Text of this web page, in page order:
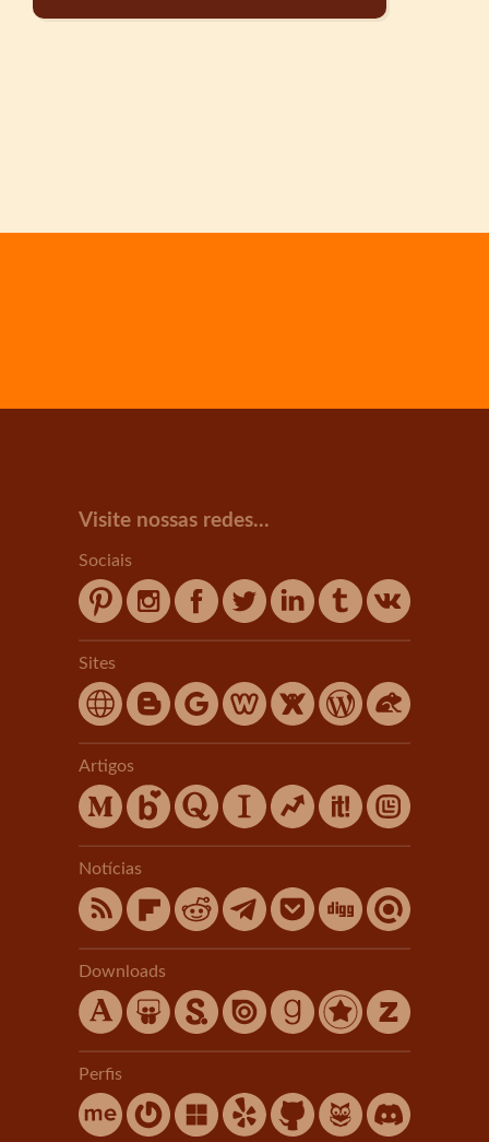
Visite nossas redes...
Sociais
Sites
Artigos
Notícias
Downloads
Perfis